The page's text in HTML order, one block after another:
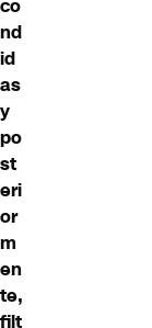
co
nd
id
as
y
po
st
eri
or
m
en
te,
filt